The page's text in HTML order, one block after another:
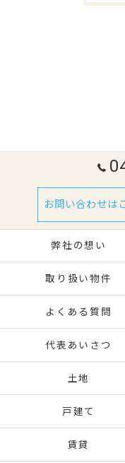
お問い合わせは
弊社の想い
取り扱い物件
よくある質問
代表あいさつ
土地
戸建て
賃貸